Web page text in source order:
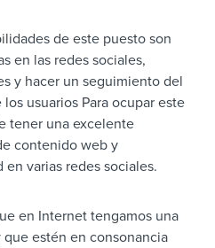
de este puesto son
en las redes sociales,
y hacer un seguimiento del
usuarios Para ocupar este
tener una excelente
contenido web y
varias redes sociales.
en Internet tengamos una
estén en consonancia